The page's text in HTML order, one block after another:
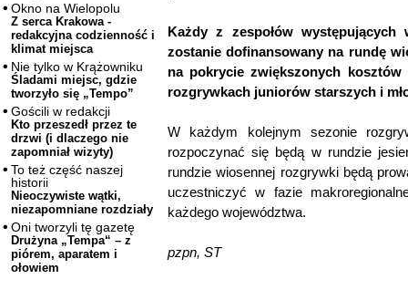
Okno na Wielopolu
Z serca Krakowa -
redakcyjna codzienność i
klimat miejsca
Nie tylko w Krążowniku
Śladami miejsc, gdzie
tworzyło się „Tempo”
Gościli w redakcji
Kto przeszedł przez te
drzwi (i dlaczego nie
zapomniał wizyty)
To też część naszej
historii
Nieoczywiste wątki,
niezapomniane rozdziały
Oni tworzyli tę gazetę
Drużyna „Tempa“ – z
piórem, aparatem i
ołowiem
Każdy z zespołów występujących
zostanie dofinansowany na rundę
na pokrycie zwiększonych
rozgrywkach juniorów starszych i
W każdym kolejnym sezonie
rozpoczynać się będą w rundzie
rundzie wiosennej rozgrywki będą
uczestniczyć w fazie
każdego województwa.
pzpn, ST